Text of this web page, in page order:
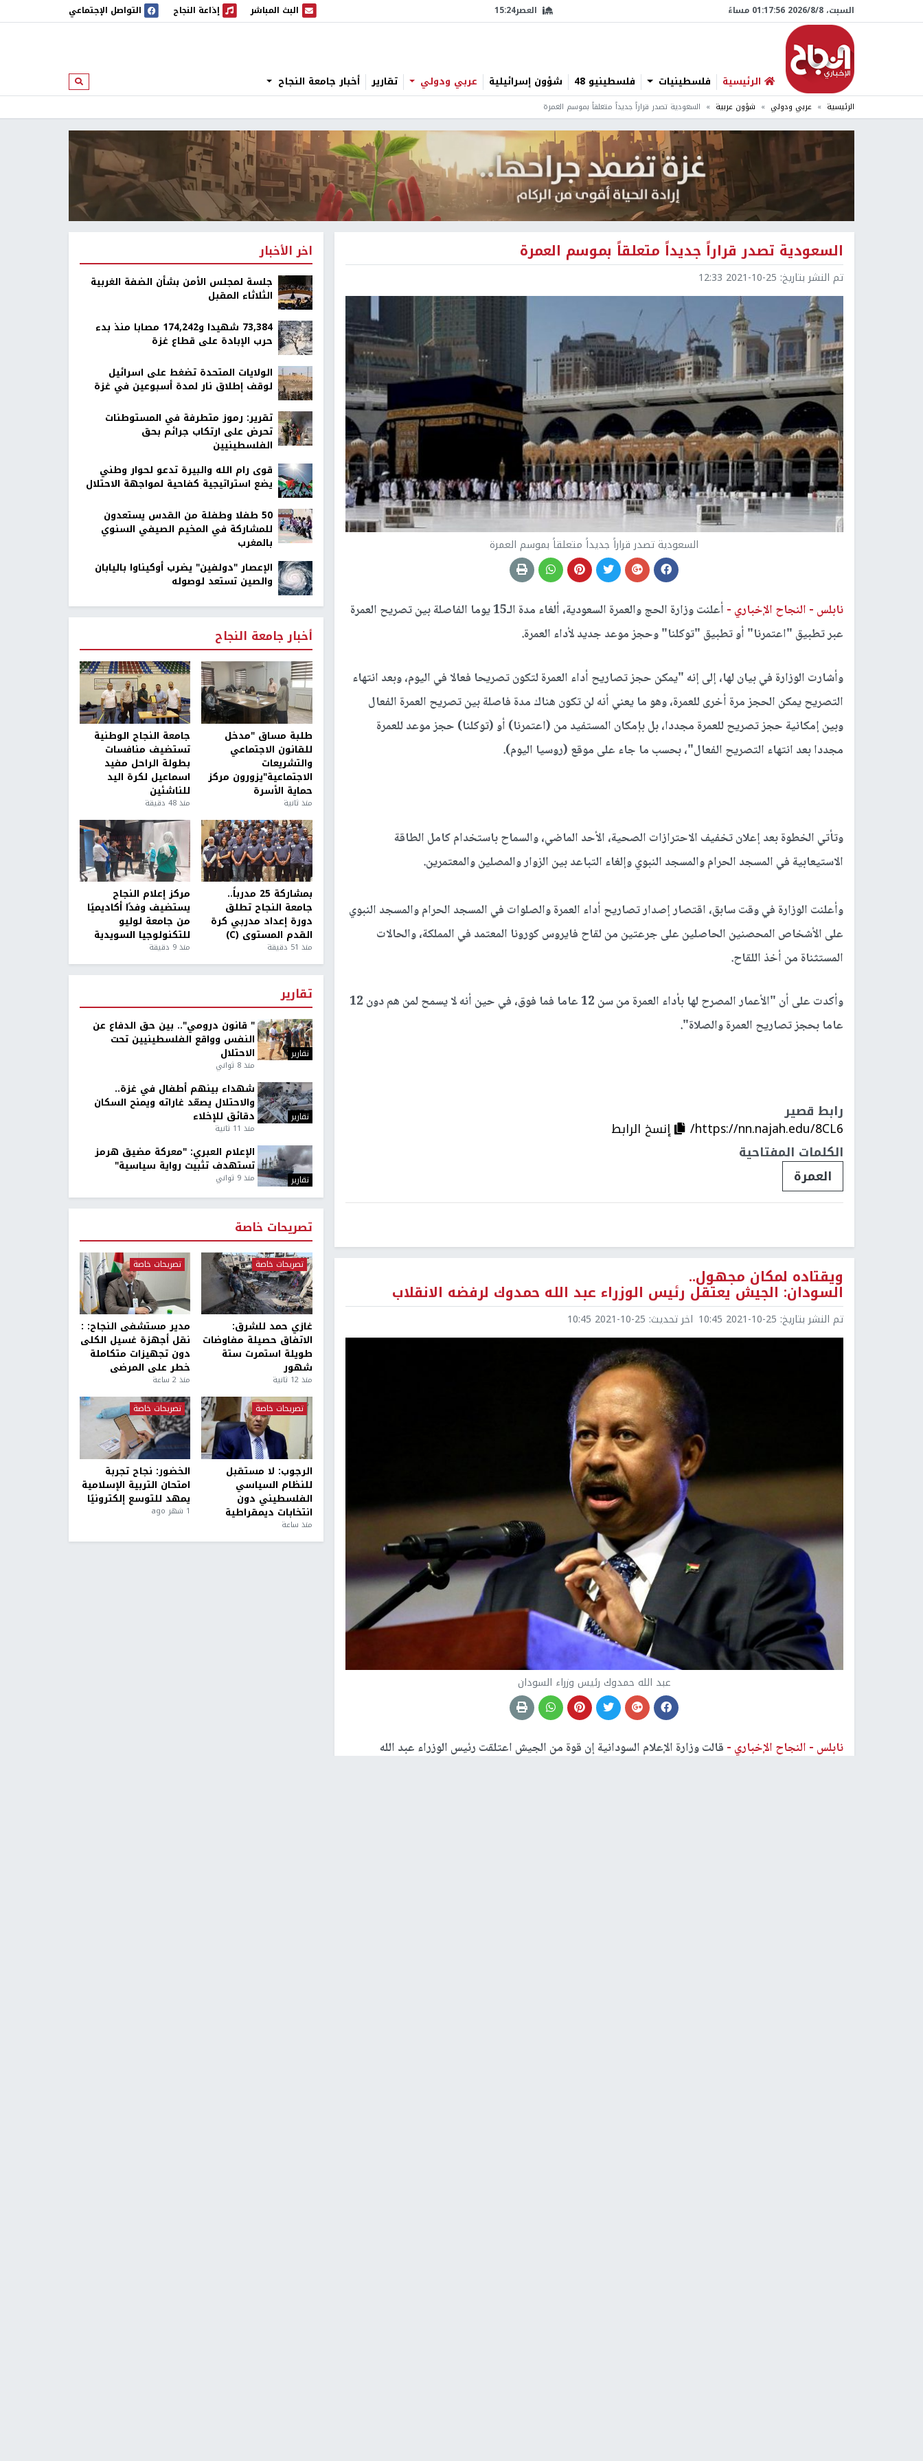
السبت، 8/‏8/‏2026 01:17:57 مساءً العصر15:24 البث المباشر
البث المباشر إذاعة النجاح
إذاعة النجاح التواصل الإجتماعي
الرئيسية فلسطينيات فلسطينيو 48 شؤون إسرائيلية عربي ودولي تقارير أخبار جامعة النجاح ابحث
الرئيسية عربي ودولي شؤون عربية السعودية تصدر قراراً جديداً متعلقاً بموسم العمرة
السعودية تصدر قراراً جديداً متعلقاً بموسم العمرة
تم النشر بتاريخ: 2021-10-25 12:33
السعودية تصدر قراراً جديداً متعلقاً بموسم العمرة
نابلس - النجاح الإخباري -
أعلنت وزارة الحج والعمرة السعودية، ألغاء مدة الـ15 يوما الفاصلة بين تصريح العمرة
عبر تطبيق "اعتمرنا" أو تطبيق "توكلنا" وحجز موعد جديد لأداء العمرة.
وأشارت الوزارة في بيان لها، إلى إنه "يمكن حجز تصاريح أداء العمرة لتكون تصريحا فعالا في اليوم، وبعد انتهاء
التصريح يمكن الحجز مرة أخرى للعمرة، وهو ما يعني أنه لن تكون هناك مدة فاصلة بين تصريح العمرة الفعال
وبين إمكانية حجز تصريح للعمرة مجددا، بل بإمكان المستفيد من (اعتمرنا) أو (توكلنا) حجز موعد للعمرة
مجددا بعد انتهاء التصريح الفعال"، بحسب ما جاء على موقع (روسيا اليوم).
وتأتي الخطوة بعد إعلان تخفيف الاحترازات الصحية، الأحد الماضي، والسماح باستخدام كامل الطاقة
الاستيعابية في المسجد الحرام والمسجد النبوي وإلغاء التباعد بين الزوار والمصلين والمعتمرين.
وأعلنت الوزارة في وقت سابق، اقتصار إصدار تصاريح أداء العمرة والصلوات في المسجد الحرام والمسجد النبوي
على الأشخاص المحصنين الحاصلين على جرعتين من لقاح فايروس كورونا المعتمد في المملكة، والحالات
المستثناة من أخذ اللقاح.
وأكدت على أن "الأعمار المصرح لها بأداء العمرة من سن 12 عاما فما فوق، في حين أنه لا يسمح لمن هم دون 12
عاما بحجز تصاريح العمرة والصلاة".
رابط قصير
https://nn.najah.edu/8CL6/
إنسخ الرابط
الكلمات المفتاحية
العمرة
ويقتاده لمكان مجهول..
السودان: الجيش يعتقل رئيس الوزراء عبد الله حمدوك لرفضه الانقلاب
تم النشر بتاريخ: 2021-10-25 10:45 اخر تحديث: 2021-10-25 10:45
عبد الله حمدوك رئيس وزراء السودان
نابلس - النجاح الإخباري - قالت وزارة الإعلام السودانية إن قوة من الجيش اعتلقت رئيس الوزراء عبد الله
اخر الأخبار
جلسة لمجلس الأمن بشأن الضفة الغربية
الثلاثاء المقبل
73,384 شهيدا و174,242 مصابا منذ بدء
حرب الإبادة على قطاع غزة
الولايات المتحدة تضغط على اسرائيل
لوقف إطلاق نار لمدة أسبوعين في غزة
تقرير: رموز متطرفة في المستوطنات
تحرض على ارتكاب جرائم بحق
الفلسطينيين
قوى رام الله والبيرة تدعو لحوار وطني
يضع استراتيجية كفاحية لمواجهة الاحتلال
50 طفلا وطفلة من القدس يستعدون
للمشاركة في المخيم الصيفي السنوي
بالمغرب
الإعصار "دولفين" يضرب أوكيناوا باليابان
والصين تستعد لوصوله
أخبار جامعة النجاح
طلبة مساق "مدخل
للقانون الاجتماعي
والتشريعات
الاجتماعية"يزورون مركز
حماية الأسرة
منذ ثانية
جامعة النجاح الوطنية
تستضيف منافسات
بطولة الراحل مفيد
اسماعيل لكرة اليد
للناشئين
منذ 48 دقيقة
بمشاركة 25 مدرباً..
جامعة النجاح تطلق
دورة إعداد مدربي كرة
القدم المستوى (C)
منذ 51 دقيقة
مركز إعلام النجاح
يستضيف وفدًا أكاديميًا
من جامعة لوليو
للتكنولوجيا السويدية
منذ 9 دقيقة
تقارير
تقارير
" قانون درومي".. بين حق الدفاع عن
النفس وواقع الفلسطينيين تحت
الاحتلال
منذ 8 ثواني
تقارير
شهداء بينهم أطفال في غزة..
والاحتلال يصعّد غاراته ويمنح السكان
دقائق للإخلاء
منذ 11 ثانية
تقارير
الإعلام العبري: "معركة مضيق هرمز
تستهدف تثبيت رواية سياسية"
منذ 9 ثواني
تصريحات خاصة
تصريحات خاصة
غازي حمد للشرق:
الاتفاق حصيلة مفاوضات
طويلة استمرت ستة
شهور
منذ 12 ثانية
تصريحات خاصة
مدير مستشفى النجاح: :
نقل أجهزة غسيل الكلى
دون تجهيزات متكاملة
خطر على المرضى
منذ 2 ساعة
تصريحات خاصة
الرجوب: لا مستقبل
للنظام السياسي
الفلسطيني دون
انتخابات ديمقراطية
منذ ساعة
تصريحات خاصة
الخضور: نجاح تجربة
امتحان التربية الإسلامية
يمهد للتوسع إلكترونيًا
1 شهر ago